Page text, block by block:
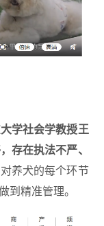
学社会学教授王
存在执法不严、
养犬的每个环节
到精准管理。